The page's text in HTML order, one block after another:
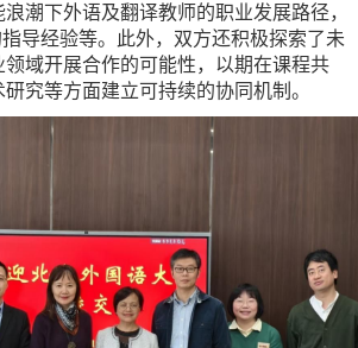
潮下外语及翻译教师的职业发展路径，
导经验等。此外，双方还积极探索了未
域开展合作的可能性，以期在课程共
究等方面建立可持续的协同机制。